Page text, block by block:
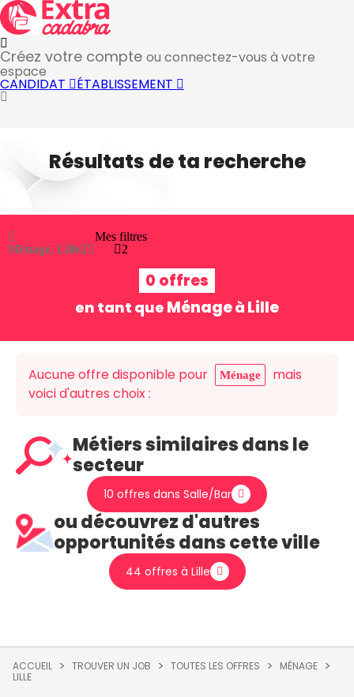
Créez votre compte ou connectez-vous à votre
espace
CANDIDAT ÉTABLISSEMENT
Résultats de ta recherche
Ménage, Lille2
Mes filtres
2
0 offres
en tant que Ménageà Lille
Aucune offre disponible pour Ménage
mais
voici d'autres choix :
Métiers similaires dans le
secteur
10 offres dans Salle/Bar
ou découvrez d'autres
opportunités dans cette ville
44 offres à Lille
ACCUEIL TROUVER UN JOB TOUTES LES OFFRES
MÉNAGE
LILLE